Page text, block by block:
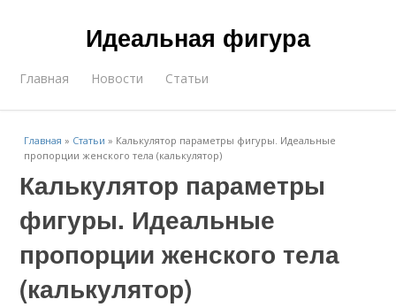
Идеальная фигура
Главная Новости Статьи
Главная » Статьи » Калькулятор параметры фигуры. Идеальные
пропорции женского тела (калькулятор)
Калькулятор параметры
фигуры. Идеальные
пропорции женского тела
(калькулятор)